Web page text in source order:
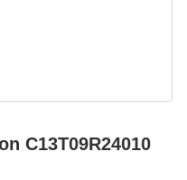
C13T09R24010